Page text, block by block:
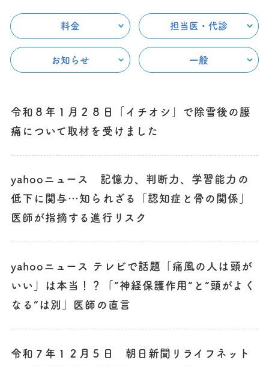
料金 担当医・代診
お知らせ 一般
令和８年１月２８日「イチオシ」で除雪後の腰
痛について取材を受けました
yahooニュース 記憶力、判断力、学習能力の
低下に関与…知られざる「認知症と骨の関係」
医師が指摘する進行リスク
yahooニュース テレビで話題「痛風の人は頭が
いい」は本当！？「”神経保護作用”と”頭がよく
なる”は別」医師の直言
令和７年１２月５日 朝日新聞リライフネット